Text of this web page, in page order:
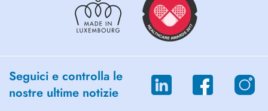
Seguici e controlla le
nostre ultime notizie